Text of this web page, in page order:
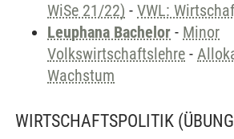
WiSe 21/22) - VWL:
Leuphana Bachelor - Minor
Volkswirtschaftslehre -
Wachstum
WIRTSCHAFTSPOLITIK